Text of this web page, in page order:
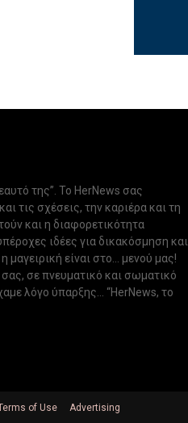
της”. Το HerNews σας
τις σχέσεις, την καριέρα και τη
και η διαφορετικότητα
ιδέες για δικακόσμηση και
είναι στο... μενού μας!
σε πνευματικό και σωματικό
λόγο ύπαρξης... “HerNews, το
of Use Advertising